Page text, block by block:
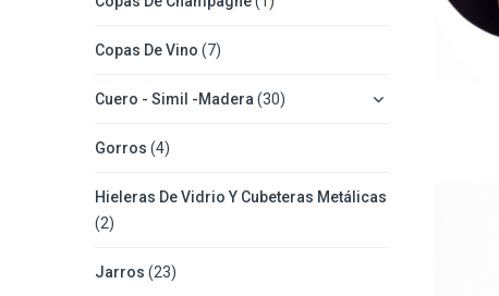
Copas De Vino (7)
Cuero - Simil -Madera (30)
Gorros (4)
Hieleras De Vidrio Y Cubeteras Metálicas
(2)
Jarros (23)